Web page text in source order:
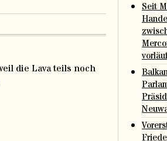
die Lava teils noch
Seit